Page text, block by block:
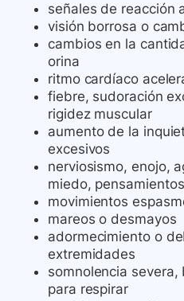
señales de reacción
visión borrosa o
cambios en la
orina
ritmo cardíaco
fiebre, sudoración
rigidez muscular
aumento de la
excesivos
nerviosismo, enojo,
miedo,
movimientos
mareos o desmayos
adormecimiento o
extremidades
somnolencia
para respirar